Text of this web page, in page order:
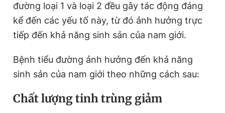
đường loại 1 và loại 2 đều gây tác động đáng
kể đến các yếu tố này, từ đó ảnh hưởng trực
tiếp đến khả năng sinh sản của nam giới.
Bệnh tiểu đường ảnh hưởng đến khả năng
sinh sản của nam giới theo những cách sau:
Chất lượng tinh trùng giảm